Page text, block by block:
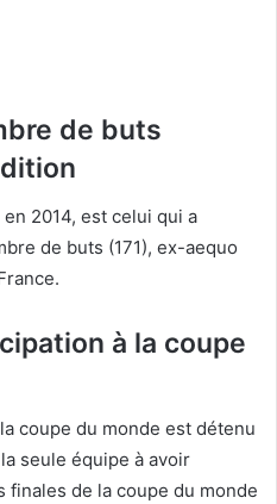
de buts
2014, est celui qui a
de buts (171), ex-aequo
à la coupe
coupe du monde est détenu
seule équipe à avoir
finales de la coupe du monde